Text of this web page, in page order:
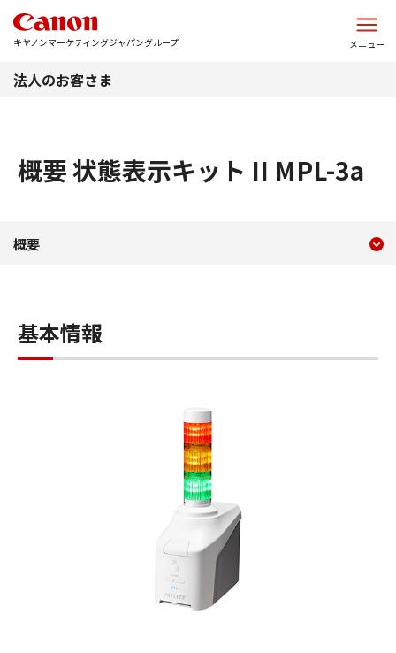
キヤノンマーケティングジャパングループ メニュー
法人のお客さま
概要 状態表示キット II MPL-3a
概要 状態表示キット II
概要
基本情報